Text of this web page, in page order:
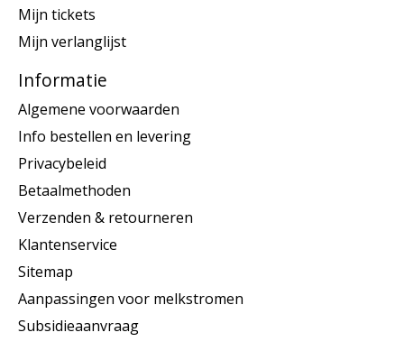
Mijn tickets
Mijn verlanglijst
Informatie
Algemene voorwaarden
Info bestellen en levering
Privacybeleid
Betaalmethoden
Verzenden & retourneren
Klantenservice
Sitemap
Aanpassingen voor melkstromen
Subsidieaanvraag